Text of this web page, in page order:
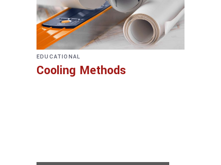
EDUCATIONAL
Cooling Methods